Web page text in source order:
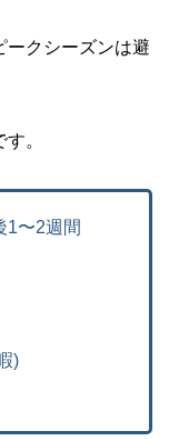
ークシーズンは避
。
1〜2週間
)